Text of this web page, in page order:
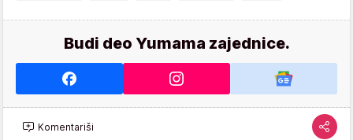
Budi deo Yumama zajednice.
Komentariši